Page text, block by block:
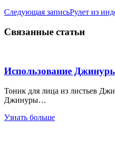
Навигация
по
Следующая записьРулет из
Связанные статьи
Использование
Тоник для лица из листьев
Джинуры…
Узнать больше